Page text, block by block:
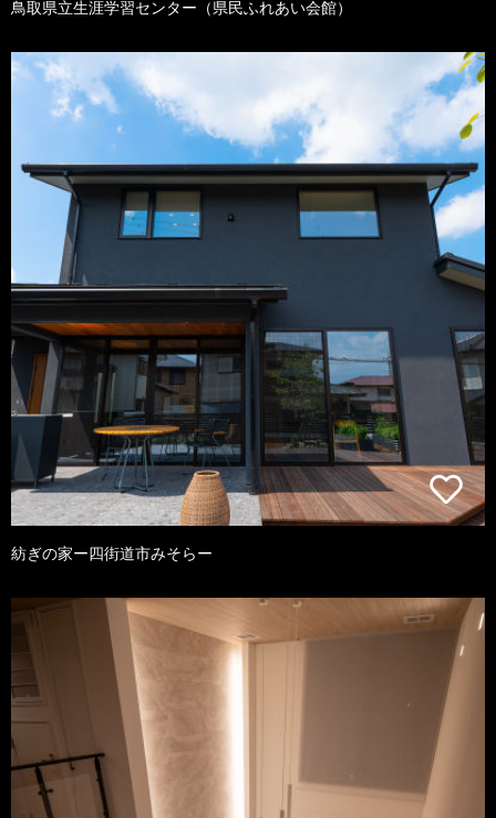
鳥取県立生涯学習センター（県民ふれあい会館）
紡ぎの家ー四街道市みそらー